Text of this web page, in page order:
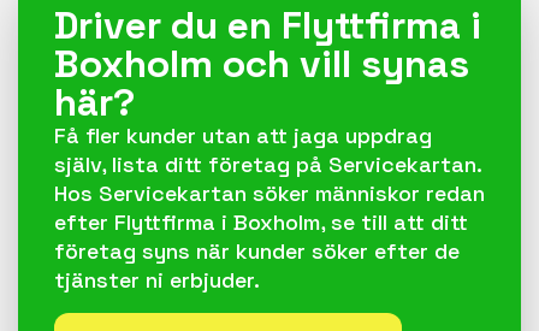
Driver du en Flyttfirma i
Boxholm och vill synas
här?
Få fler kunder utan att jaga uppdrag
själv, lista ditt företag på Servicekartan.
Hos Servicekartan söker människor redan
efter Flyttfirma i Boxholm, se till att ditt
företag syns när kunder söker efter de
tjänster ni erbjuder.